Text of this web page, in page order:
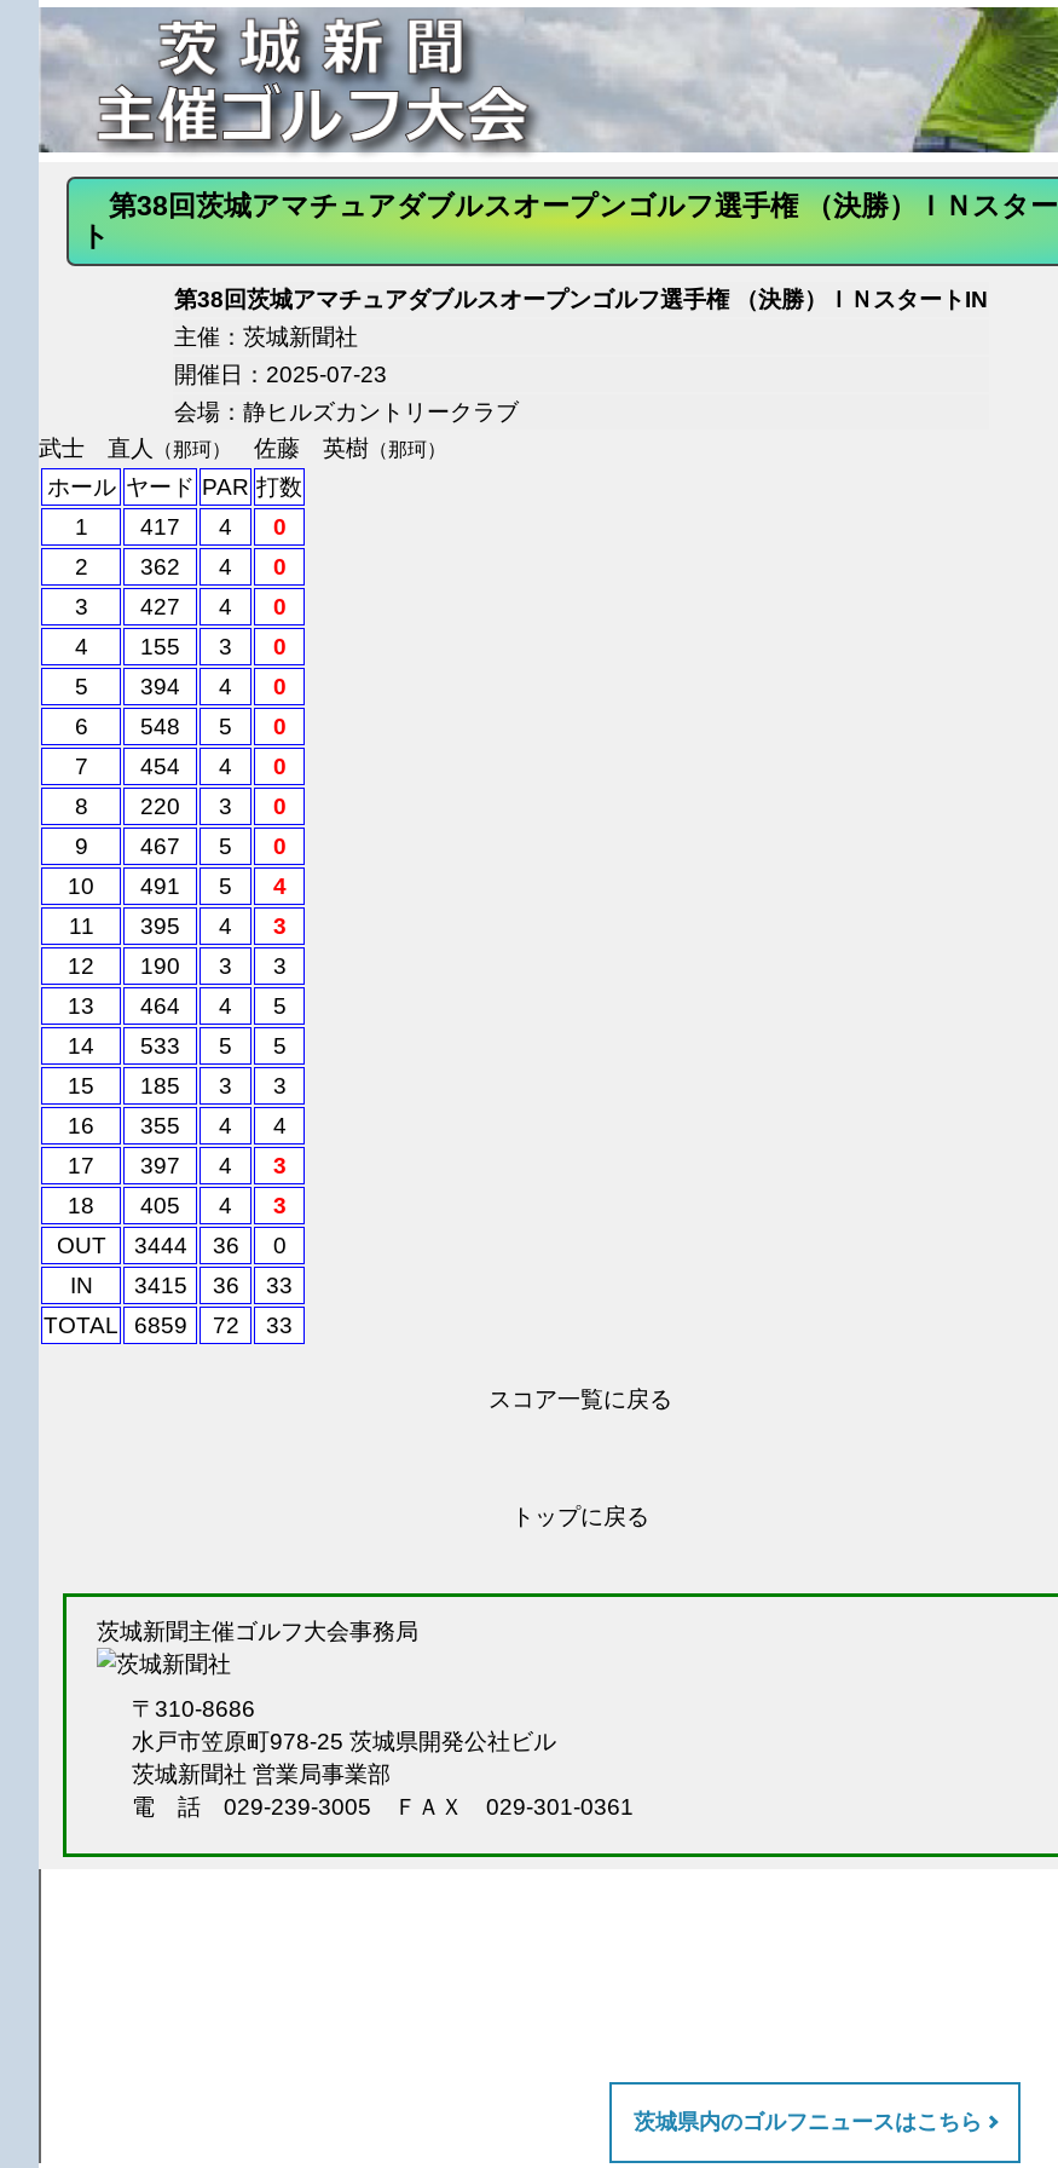
第38回茨城アマチュアダブルスオープンゴルフ選手権 （決勝）ＩＮスター
ト
第38回茨城アマチュアダブルスオープンゴルフ選手権 （決勝）ＩＮスタートIN
主催：茨城新聞社
開催日：2025-07-23
会場：静ヒルズカントリークラブ
武士 直人
（那珂） 佐藤 英樹 （那珂）
ホール ヤード PAR 打数
1
417 4
0
2
362 4
0
3
427 4
0
4
155 3
0
5
394 4
0
6
548 5
0
7
454 4
0
8
220 3
0
9
467 5
0
10
491 5
4
11
395 4
3
12
190 3
3
13
464 4
5
14
533 5
5
15
185 3
3
16
355 4
4
17
397 4
3
18
405 4
3
OUT
3444 36
0
IN
3415 36
33
TOTAL
6859 72 33
スコア一覧に戻る
トップに戻る
茨城新聞主催ゴルフ大会事務局
〒310-8686
水戸市笠原町978-25 茨城県開発公社ビル
茨城新聞社 営業局事業部
電 話 029-239-3005
ＦＡＸ 029-301-0361
茨城県内のゴルフニュースはこちら